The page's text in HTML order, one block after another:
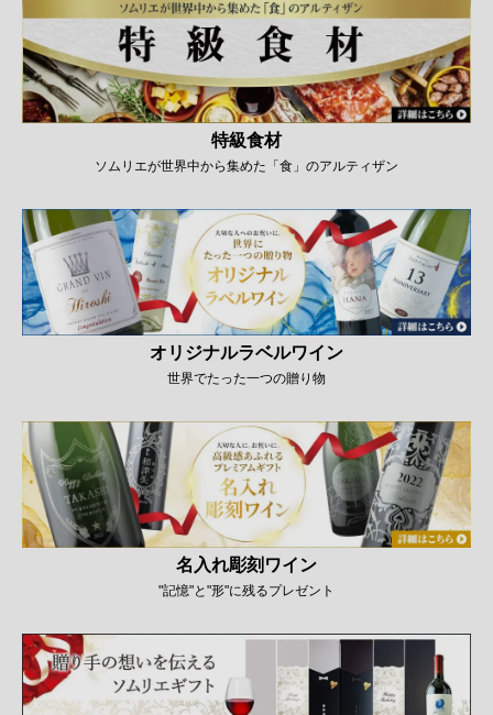
特級食材
ソムリエが世界中から集めた「食」のアルティザン
オリジナルラベルワイン
世界でたった一つの贈り物
名入れ彫刻ワイン
"記憶"と"形"に残るプレゼント